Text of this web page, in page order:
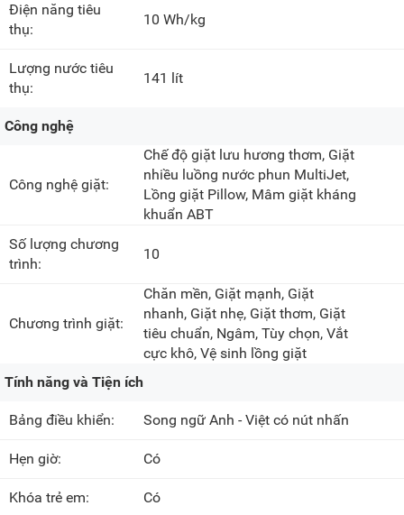
Điện năng tiêu
thụ:
10 Wh/kg
Lượng nước tiêu
thụ:
141 lít
Công nghệ
Công nghệ giặt:
Chế độ giặt lưu hương thơm, Giặt
nhiều luồng nước phun MultiJet,
Lồng giặt Pillow, Mâm giặt kháng
khuẩn ABT
Số lượng chương
trình:
10
Chương trình giặt:
Chăn mền, Giặt mạnh, Giặt
nhanh, Giặt nhẹ, Giặt thơm, Giặt
tiêu chuẩn, Ngâm, Tùy chọn, Vắt
cực khô, Vệ sinh lồng giặt
Tính năng và Tiện ích
Bảng điều khiển: Song ngữ Anh - Việt có nút nhấn
Hẹn giờ: Có
Khóa trẻ em: Có